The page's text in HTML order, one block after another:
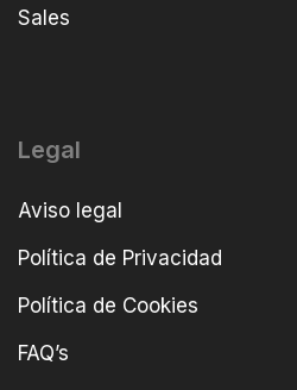
Sales
Legal
Aviso legal
Política de Privacidad
Política de Cookies
FAQ’s